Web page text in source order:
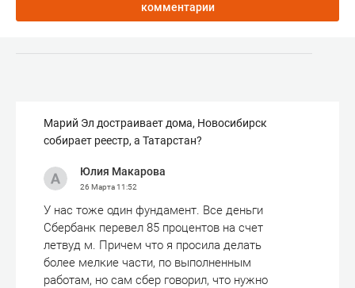
комментарии
Марий Эл достраивает дома, Новосибирск
собирает реестр, а Татарстан?
Юлия Макарова
26 Марта11:52
У нас тоже один фундамент. Все деньги
Сбербанк перевел 85 процентов на счет
летвуд м. Причем что я просила делать
более мелкие части, по выполненным
работам, но сам сбер говорил, что нужно